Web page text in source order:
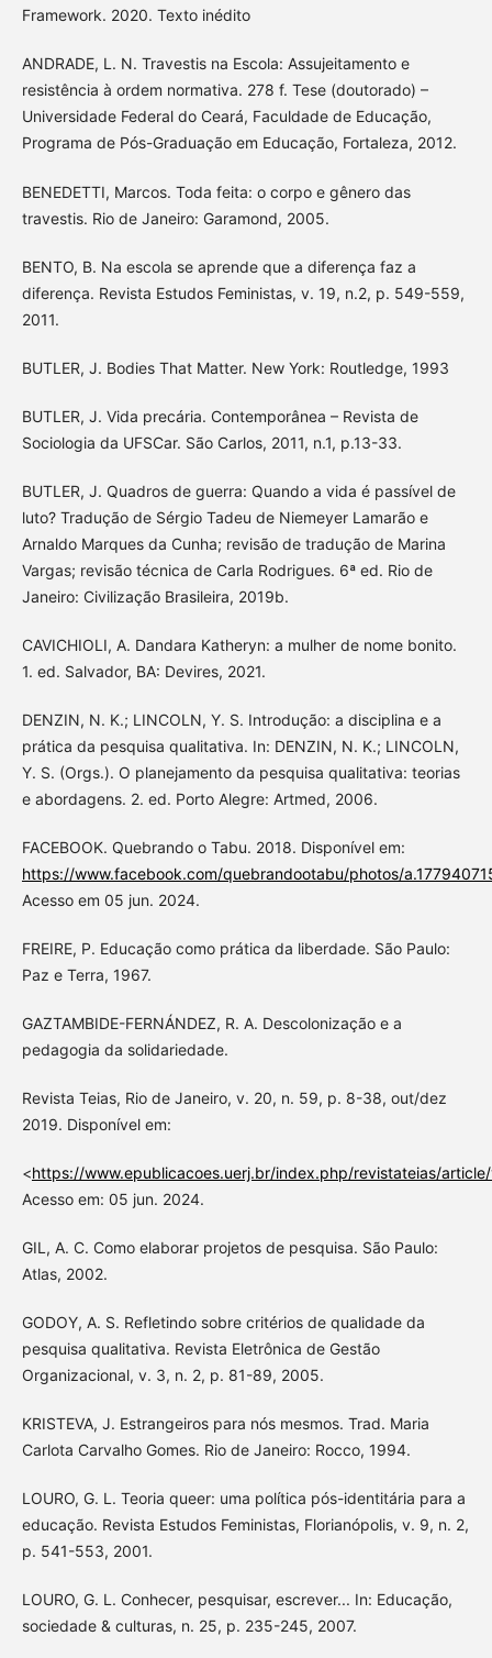
Framework. 2020. Texto inédito
ANDRADE, L. N. Travestis na Escola: Assujeitamento e
resistência à ordem normativa. 278 f. Tese (doutorado) –
Universidade Federal do Ceará, Faculdade de Educação,
Programa de Pós-Graduação em Educação, Fortaleza, 2012.
BENEDETTI, Marcos. Toda feita: o corpo e gênero das
travestis. Rio de Janeiro: Garamond, 2005.
BENTO, B. Na escola se aprende que a diferença faz a
diferença. Revista Estudos Feministas, v. 19, n.2, p. 549-559,
2011.
BUTLER, J. Bodies That Matter. New York: Routledge, 1993
BUTLER, J. Vida precária. Contemporânea – Revista de
Sociologia da UFSCar. São Carlos, 2011, n.1, p.13-33.
BUTLER, J. Quadros de guerra: Quando a vida é passível de
luto? Tradução de Sérgio Tadeu de Niemeyer Lamarão e
Arnaldo Marques da Cunha; revisão de tradução de Marina
Vargas; revisão técnica de Carla Rodrigues. 6ª ed. Rio de
Janeiro: Civilização Brasileira, 2019b.
CAVICHIOLI, A. Dandara Katheryn: a mulher de nome bonito.
1. ed. Salvador, BA: Devires, 2021.
DENZIN, N. K.; LINCOLN, Y. S. Introdução: a disciplina e a
prática da pesquisa qualitativa. In: DENZIN, N. K.; LINCOLN,
Y. S. (Orgs.). O planejamento da pesquisa qualitativa: teorias
e abordagens. 2. ed. Porto Alegre: Artmed, 2006.
FACEBOOK. Quebrando o Tabu. 2018. Disponível em:
https://www.facebook.com/quebrandootabu/photos/
Acesso em 05 jun. 2024.
FREIRE, P. Educação como prática da liberdade. São Paulo:
Paz e Terra, 1967.
GAZTAMBIDE-FERNÁNDEZ, R. A. Descolonização e a
pedagogia da solidariedade.
Revista Teias, Rio de Janeiro, v. 20, n. 59, p. 8-38, out/dez
2019. Disponível em:
<https://www.epublicacoes.uerj.br/index.php/revistateias/
Acesso em: 05 jun. 2024.
GIL, A. C. Como elaborar projetos de pesquisa. São Paulo:
Atlas, 2002.
GODOY, A. S. Refletindo sobre critérios de qualidade da
pesquisa qualitativa. Revista Eletrônica de Gestão
Organizacional, v. 3, n. 2, p. 81-89, 2005.
KRISTEVA, J. Estrangeiros para nós mesmos. Trad. Maria
Carlota Carvalho Gomes. Rio de Janeiro: Rocco, 1994.
LOURO, G. L. Teoria queer: uma política pós-identitária para a
educação. Revista Estudos Feministas, Florianópolis, v. 9, n. 2,
p. 541-553, 2001.
LOURO, G. L. Conhecer, pesquisar, escrever... In: Educação,
sociedade & culturas, n. 25, p. 235-245, 2007.